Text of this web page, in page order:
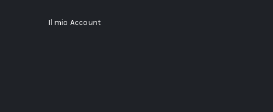
Il mio Account